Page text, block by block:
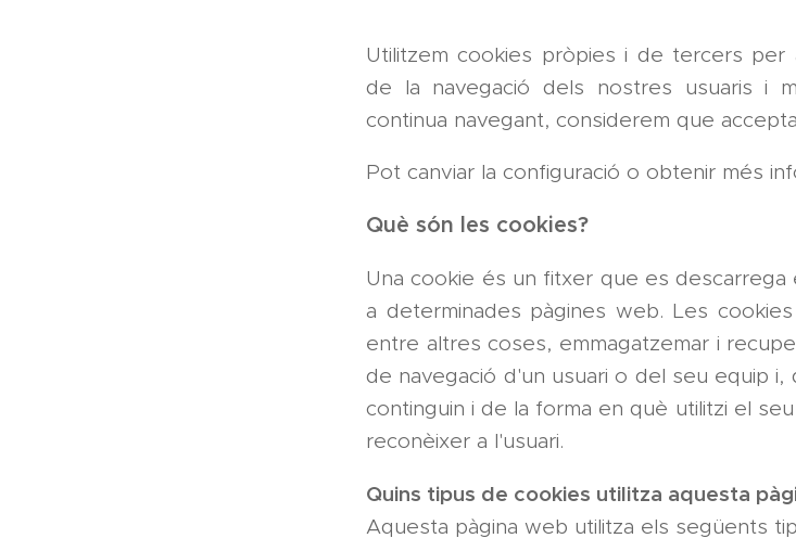
Utilitzem cookies pròpies i de tercers
de la navegació dels nostres usuaris i
continua navegant, considerem que
Pot canviar la configuració o obtenir més
Què són les cookies?
Una cookie és un fitxer que es
a determinades pàgines web. Les
entre altres coses, emmagatzemar i
de navegació d'un usuari o del seu equip
continguin i de la forma en què utilitzi el
reconèixer a l'usuari.
Quins tipus de cookies utilitza aquesta
Aquesta pàgina web utilitza els següents